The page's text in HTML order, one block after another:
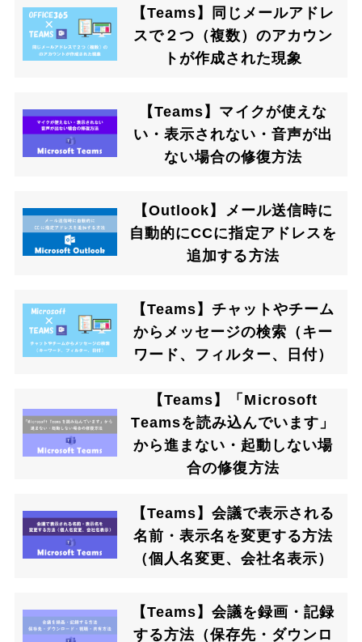
【Teams】同じメールアドレ
スで２つ（複数）のアカウン
トが作成された現象
【Teams】マイクが使えな
い・表示されない・音声が出
ない場合の修復方法
【Outlook】メール送信時に
自動的にCCに指定アドレスを
追加する方法
【Teams】チャットやチーム
からメッセージの検索（キー
ワード、フィルター、日付）
【Teams】「Microsoft
Teamsを読み込んでいます」
から進まない・起動しない場
合の修復方法
【Teams】会議で表示される
名前・表示名を変更する方法
（個人名変更、会社名表示）
【Teams】会議を録画・記録
する方法（保存先・ダウンロ